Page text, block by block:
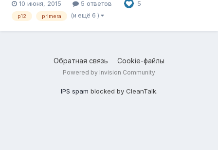
требованиям.Подушки сделанные специально для Primera
p12.Становиться все болт-он! Использовал нержавейку и
10 июня, 2015 5 ответов 5
p12 primera (и ещё 6 )
Обратная связь Cookie-файлы
Powered by Invision Community
IPS spam blocked by CleanTalk.